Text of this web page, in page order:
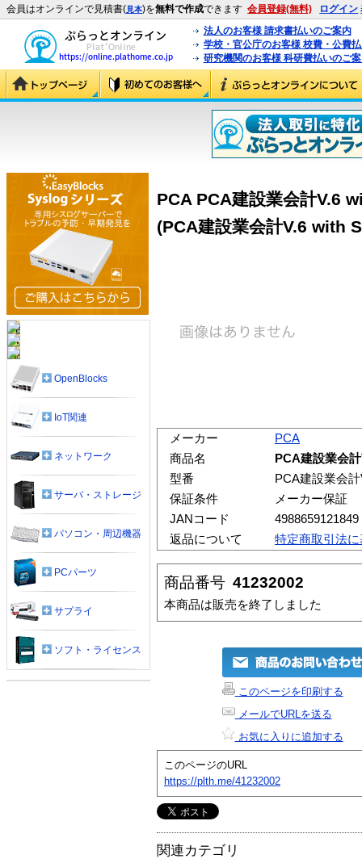
会員はオンラインで見積書(見本)を無料で作成できます 会員登録(無料) ログイン
法人のお客様 請求書払いのご案内
学校・官公庁のお客様 校費・公費
研究機関のお客様 科研費払いのご
PCA PCA建設業会計V.6
(PCA建設業会計V.6 with
メーカー
PCA
商品名
PCA建設業会
型番
PCA建設業会
保証条件
メーカー保証
JANコード
4988659121849
返品について
特定商取引法
商品番号 41232002
本商品は販売を終了しました
このページを印刷する
メールでURLを送る
お気に入りに追加する
このページのURL
https://plth.me/41232002
関連カテゴリ
OpenBlocks
IoT関連
ネットワーク
サーバ・ストレージ
パソコン・周辺機器
PCパーツ
サプライ
ソフト・ライセンス